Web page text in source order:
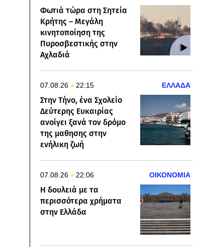
Φωτιά τώρα στη Σητεία
Κρήτης – Μεγάλη
κινητοποίηση της
Πυροσβεστικής στην
Αχλαδιά
07.08.26 22:15 ΕΛΛΑΔΑ
Στην Τήνο, ένα Σχολείο
Δεύτερης Ευκαιρίας
ανοίγει ξανά τον δρόμο
της μαθησης στην
ενήλικη ζωή
07.08.26 22:06 ΟΙΚΟΝΟΜΙΑ
Η δουλειά με τα
περισσότερα χρήματα
στην Ελλάδα